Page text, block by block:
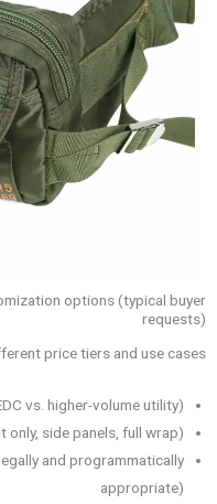
options (typical buyer
requests)
price tiers and use cases:
vs. higher-volume utility)
only, side panels, full wrap)
and programmatically
appropriate)